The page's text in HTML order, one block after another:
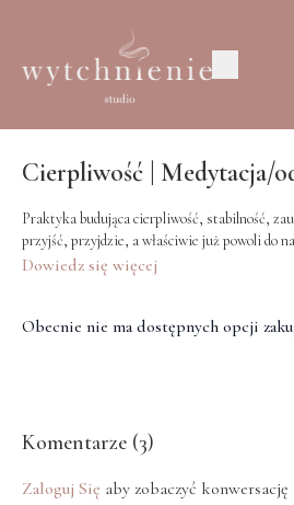
Cierpliwość | Medytacja/
Praktyka budująca cierpliwość, stabilność,
przyjść, przyjdzie, a właściwie już powoli do
Dowiedz się więcej
Obecnie nie ma dostępnych opcji
Komentarze (3)
Zaloguj Się aby zobaczyć konwersację